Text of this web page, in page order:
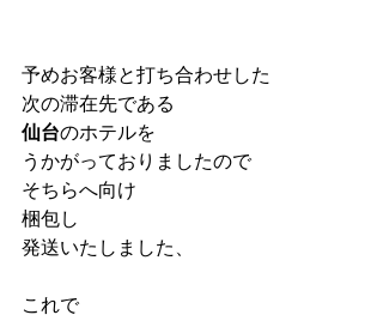
予めお客様と打ち合わせした
次の滞在先である
仙台のホテルを
うかがっておりましたので
そちらへ向け
梱包し
発送いたしました、
これで